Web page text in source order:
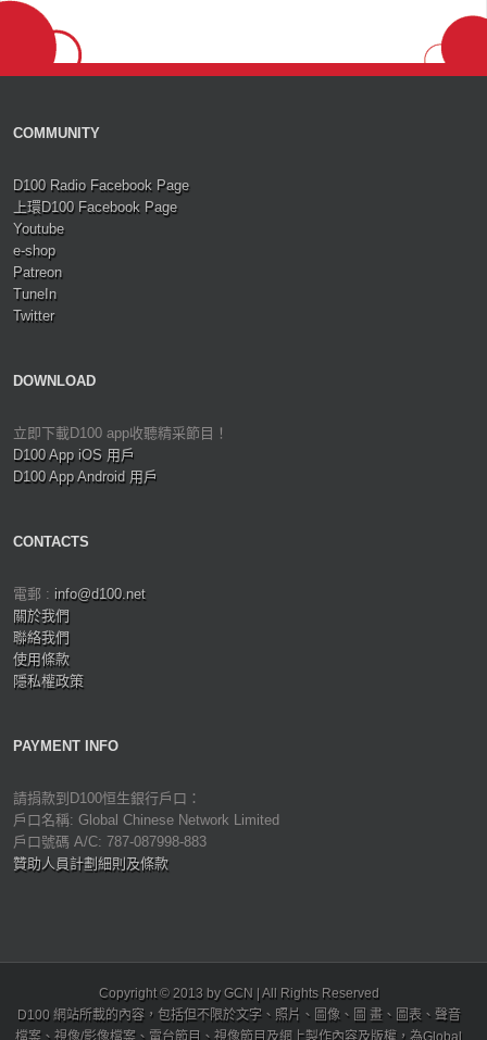
COMMUNITY
D100 Radio Facebook Page
上環D100 Facebook Page
Youtube
e-shop
Patreon
TuneIn
Twitter
DOWNLOAD
立即下載D100 app收聽精采節目！
D100 App iOS 用戶
D100 App Android 用戶
CONTACTS
電郵 : info@d100.net
關於我們
聯絡我們
使用條款
隱私權政策
PAYMENT INFO
請捐款到D100恒生銀行戶口：
戶口名稱: Global Chinese Network Limited
戶口號碼 A/C: 787-087998-883
贊助人員計劃細則及條款
Copyright © 2013 by GCN | All Rights Reserved
D100 網站所載的內容，包括但不限於文字、照片、圖像、圖 畫、圖表、聲音
檔案、視像/影像檔案、電台節目、視像節目及網上製作內容及版權，為Global